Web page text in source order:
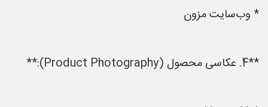
* وب‌سایت مزون
**4. عکاسی محصول (Product Photography):**